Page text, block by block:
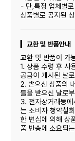
- 단,특정 업체별
상품별로 공지된
교환 및 반품안내
교환 및 반품이 가
1. 상품 수령 후 사
공급이 개시된 날
2. 받으신 상품의
들을 받으신 날로
3. 전자상거래등
는 소비자 청약철
한 변심에 의해 상
품 반송에 소요되